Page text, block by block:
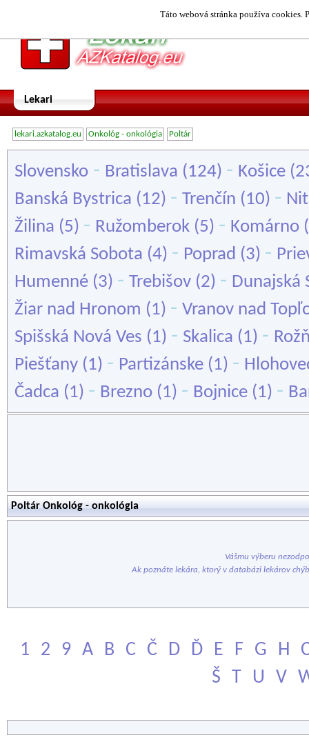
Táto webová stránka používa cookies.
Lekari
lekari.azkatalog.eu Onkológ - onkológia Poltár
Slovensko - Bratislava (124) - Košice
Banská Bystrica (12) - Trenčín (10) -
Žilina (5) - Ružomberok (5) - Komárno
Rimavská Sobota (4) - Poprad (3) -
Humenné (3) - Trebišov (2) - Dunajská
Žiar nad Hronom (1) - Vranov nad
Spišská Nová Ves (1) - Skalica (1) -
Piešťany (1) - Partizánske (1) -
Čadca (1) - Brezno (1) - Bojnice (1) -
Poltár Onkológ - onkológia
Vášmu výberu
Ak poznáte lekára, ktorý v databázi lekárov
1 2 9 A B C Č D Ď E F G H
Š
T U V